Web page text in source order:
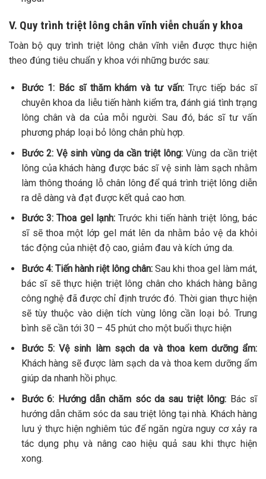
V. Quy trình triệt lông chân vĩnh viễn chuẩn y khoa
Toàn bộ quy trình triệt lông chân vĩnh viễn được thực hiện
theo đúng tiêu chuẩn y khoa với những bước sau:
Bước 1: Bác sĩ thăm khám và tư vấn:Trực tiếp bác sĩ
chuyên khoa da liễu tiến hành kiểm tra, đánh giá tình trạng
lông chân và da của mỗi người. Sau đó, bác sĩ tư vấn
phương pháp loại bỏ lông chân phù hợp.
Bước 2: Vệ sinh vùng da cần triệt lông:Vùng da cần triệt
lông của khách hàng được bác sĩ vệ sinh làm sạch nhằm
làm thông thoáng lỗ chân lông để quá trình triệt lông diễn
ra dễ dàng và đạt được kết quả cao hơn.
Bước 3: Thoa gel lạnh:Trước khi tiến hành triệt lông, bác
sĩ sẽ thoa một lớp gel mát lên da nhằm bảo vệ da khỏi
tác động của nhiệt độ cao, giảm đau và kích ứng da.
Bước 4: Tiến hành riệt lông chân: Sau khi thoa gel làm mát,
bác sĩ sẽ thực hiện triệt lông chân cho khách hàng bằng
công nghệ đã được chỉ định trước đó. Thời gian thực hiện
sẽ tùy thuộc vào diện tích vùng lông cần loại bỏ. Trung
bình sẽ cần tới 30 – 45 phút cho một buổi thực hiện
Bước 5: Vệ sinh làm sạch da và thoa kem dưỡng ẩm:
Khách hàng sẽ được làm sạch da và thoa kem dưỡng ẩm
giúp da nhanh hồi phục.
Bước 6: Hướng dẫn chăm sóc da sau triệt lông: Bác sĩ
hướng dẫn chăm sóc da sau triệt lông tại nhà. Khách hàng
lưu ý thực hiện nghiêm túc để ngăn ngừa nguy cơ xảy ra
tác dụng phụ và nâng cao hiệu quả sau khi thực hiện
xong.